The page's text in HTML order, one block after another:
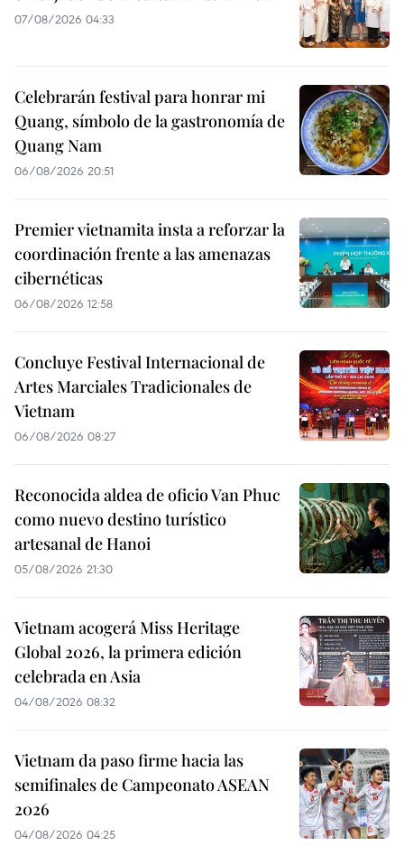
07/08/2026 04:33
Celebrarán festival para honrar mi
Quang, símbolo de la gastronomía de
Quang Nam
06/08/2026 20:51
Premier vietnamita insta a reforzar la
coordinación frente a las amenazas
cibernéticas
06/08/2026 12:58
Concluye Festival Internacional de
Artes Marciales Tradicionales de
Vietnam
06/08/2026 08:27
Reconocida aldea de oficio Van Phuc
como nuevo destino turístico
artesanal de Hanoi
05/08/2026 21:30
Vietnam acogerá Miss Heritage
Global 2026, la primera edición
celebrada en Asia
04/08/2026 08:32
Vietnam da paso firme hacia las
semifinales de Campeonato ASEAN
2026
04/08/2026 04:25